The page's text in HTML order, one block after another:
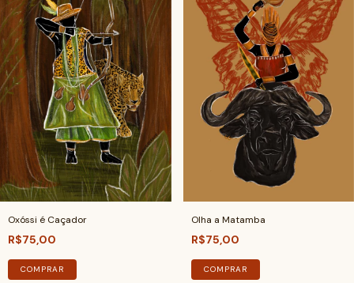
Oxóssi é Caçador
R$75,00
COMPRAR
Olha a Matamba
R$75,00
COMPRAR